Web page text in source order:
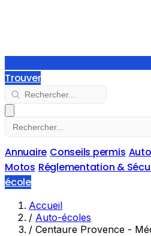
Trouver
Annuaire Conseils permis
Motos Réglementation &
école
Accueil
/ Auto-écoles
/ Centaure Provence -